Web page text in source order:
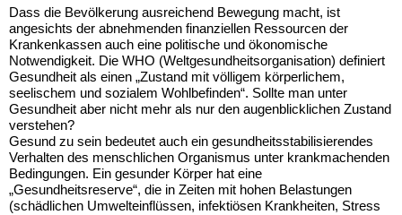
Dass die Bevölkerung ausreichend Bewegung macht, ist
angesichts der abnehmenden finanziellen Ressourcen der
Krankenkassen auch eine politische und ökonomische
Notwendigkeit. Die WHO (Weltgesundheitsorganisation) definiert
Gesundheit als einen „Zustand mit völligem körperlichem,
seelischem und sozialem Wohlbefinden“. Sollte man unter
Gesundheit aber nicht mehr als nur den augenblicklichen Zustand
verstehen?
Gesund zu sein bedeutet auch ein gesundheitsstabilisierendes
Verhalten des menschlichen Organismus unter krankmachenden
Bedingungen. Ein gesunder Körper hat eine
„Gesundheitsreserve“, die in Zeiten mit hohen Belastungen
(schädlichen Umwelteinflüssen, infektiösen Krankheiten, Stress